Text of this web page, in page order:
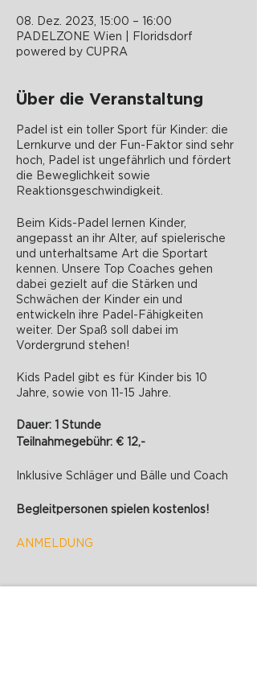
08. Dez. 2023, 15:00 – 16:00
PADELZONE Wien | Floridsdorf
powered by CUPRA
Über die Veranstaltung
Padel ist ein toller Sport für Kinder: die
Lernkurve und der Fun-Faktor sind sehr
hoch, Padel ist ungefährlich und fördert
die Beweglichkeit sowie
Reaktionsgeschwindigkeit.
Beim Kids-Padel lernen Kinder,
angepasst an ihr Alter, auf spielerische
und unterhaltsame Art die Sportart
kennen. Unsere Top Coaches gehen
dabei gezielt auf die Stärken und
Schwächen der Kinder ein und
entwickeln ihre Padel-Fähigkeiten
weiter. Der Spaß soll dabei im
Vordergrund stehen!
Kids Padel gibt es für Kinder bis 10
Jahre, sowie von 11-15 Jahre.
Dauer: 1 Stunde
Teilnahmegebühr: € 12,-
Inklusive Schläger und Bälle und Coach
Begleitpersonen spielen kostenlos!
ANMELDUNG